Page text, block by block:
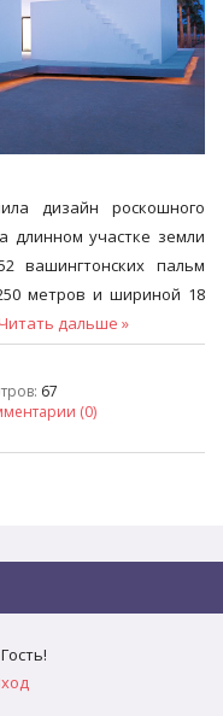
дизайн роскошного
длинном участке земли
вашингтонских пальм
метров и шириной 18
дальше »
67
(0)
Гость!